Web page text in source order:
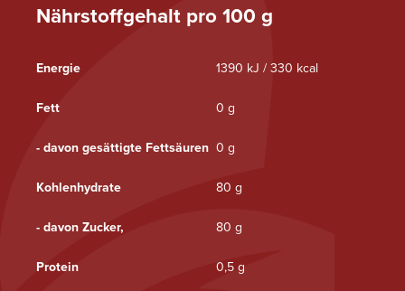
Nährstoffgehalt pro 100 g
Energie 1390 kJ / 330 kcal
Fett 0 g
- davon gesättigte Fettsäuren 0 g
Kohlenhydrate 80 g
- davon Zucker, 80 g
Protein 0,5 g